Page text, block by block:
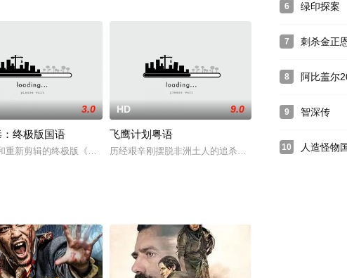
佛山踢馆，各大武馆馆主皆成他手下败将之后
对付革命党人的命令后，在广州街头借“扶清灭洋”的口号大肆捣乱洋人的使馆、教堂
3.0
终极版国语
重新剪辑的终极版《东邪西毒》。片子取材于金庸的武侠神作《射雕英雄传》，但故
HD 9.0
飞鹰计划粤语
历经艰辛刚摆脱非洲土人的追杀，飞鹰Jackie（成龙）就
6 绿印探案
7 刺杀金正
8 阿比盖尔
9 智深传
10 人造怪物